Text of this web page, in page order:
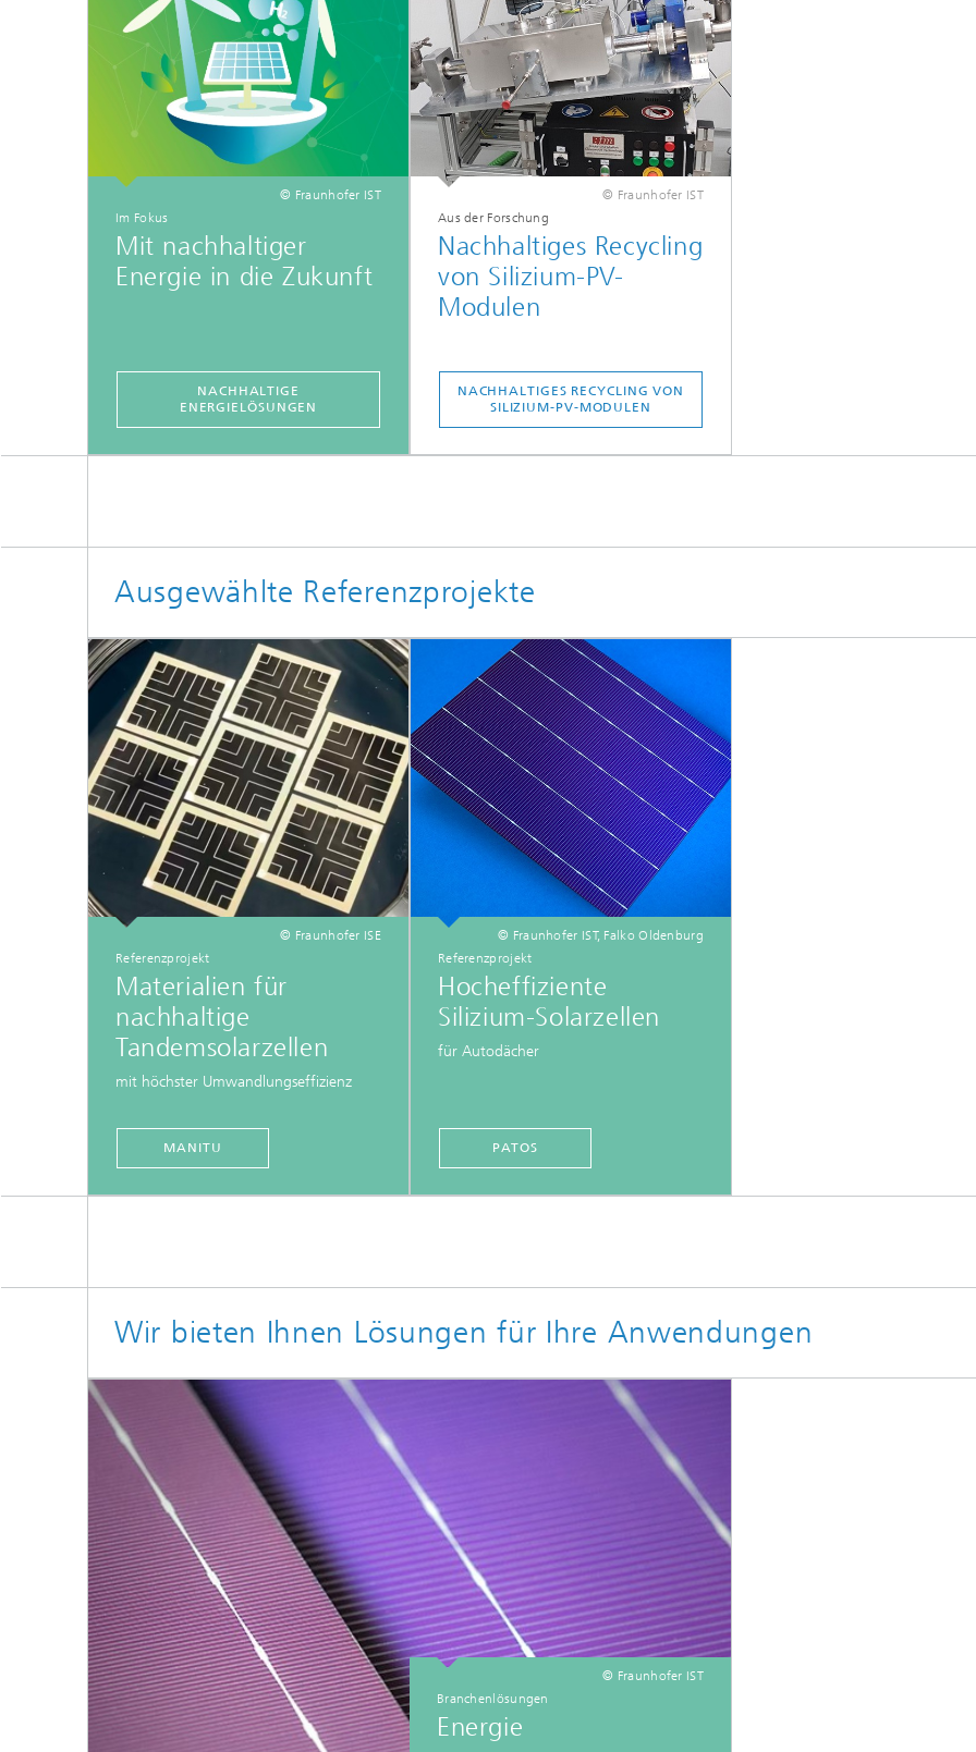
© Fraunhofer IST
Im Fokus
Mit nachhaltiger
Energie in die Zukunft
NACHHALTIGE
ENERGIELÖSUNGEN
© Fraunhofer IST
Aus der Forschung
Nachhaltiges Recycling
von Silizium-PV-
Modulen
NACHHALTIGES RECYCLING VON
SILIZIUM-PV-MODULEN
Ausgewählte Referenzprojekte
© Fraunhofer ISE
Referenzprojekt
Materialien für
nachhaltige
Tandemsolarzellen
mit höchster Umwandlungseffizienz
MANITU
© Fraunhofer IST, Falko Oldenburg
Referenzprojekt
Hocheffiziente
Silizium-Solarzellen
für Autodächer
PATOS
Wir bieten Ihnen Lösungen für Ihre Anwendungen
© Fraunhofer IST
Branchenlösungen
Energie